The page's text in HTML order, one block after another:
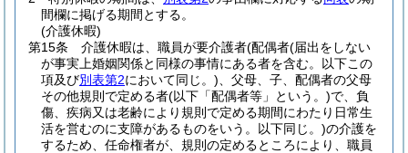
間欄に掲げる期間とする。
(介護休暇)
第15条
介護休暇は、職員が要介護者(配偶者(届出をしない
が事実上婚姻関係と同様の事情にある者を含む。以下この
項及び別表第2において同じ。) 、父母、子、配偶者の父母
その他規則で定める者(以下「配偶者等」という。)で、負
傷、疾病又は老齢により規則で定める期間にわたり日常生
活を営むのに支障があるものをいう。以下同じ。)の介護を
するため、任命権者が、規則の定めるところにより、職員